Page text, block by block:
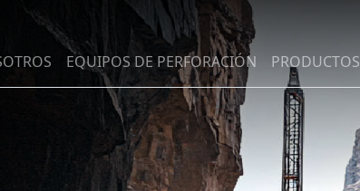
EQUIPOS DE PERFORACIÓN PRODUCTOS